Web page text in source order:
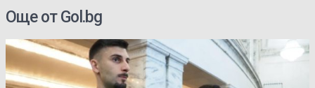
Още от Gol.bg